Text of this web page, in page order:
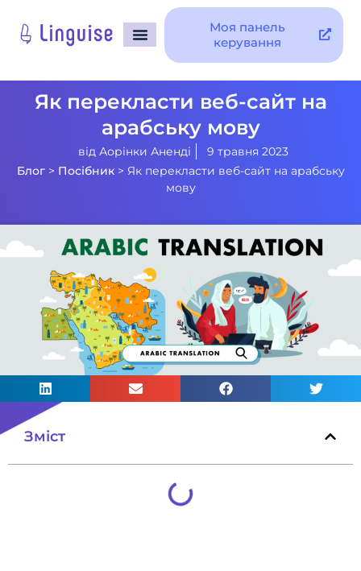
Моя панель
керування
Як перекласти веб-сайт на
арабську мову
від Аорінки Аненді
9 травня 2023
Блог> Посібник> Як перекласти веб-сайт на арабську
мову
Зміст